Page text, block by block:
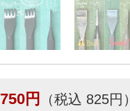
750円
（税込 825円）